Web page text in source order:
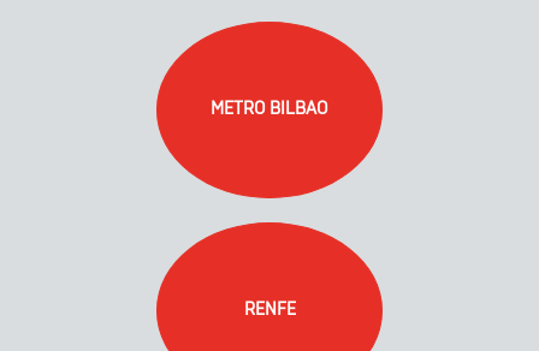
METRO BILBAO
RENFE